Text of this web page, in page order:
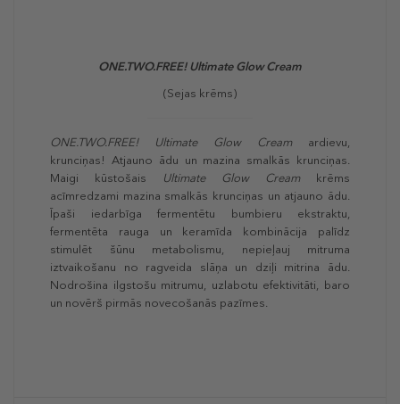
ONE.TWO.FREE! Ultimate Glow Cream
(Sejas krēms)
ONE.TWO.FREE! Ultimate Glow Cream ardievu,
krunciņas! Atjauno ādu un mazina smalkās krunciņas.
Maigi kūstošais
Ultimate Glow Creamkrēms
acīmredzami mazina smalkās krunciņas un atjauno ādu.
Īpaši iedarbīga fermentētu bumbieru ekstraktu,
fermentēta rauga un keramīda kombinācija palīdz
stimulēt šūnu metabolismu, nepieļauj mitruma
iztvaikošanu no ragveida slāņa un dziļi mitrina ādu.
Nodrošina ilgstošu mitrumu, uzlabotu efektivitāti, baro
un novērš pirmās novecošanās pazīmes.